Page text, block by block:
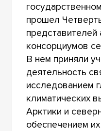
прошел
представителей
консорциумов
В нем приняли
деятельность
исследованием
климатических
Арктики и
обеспечением